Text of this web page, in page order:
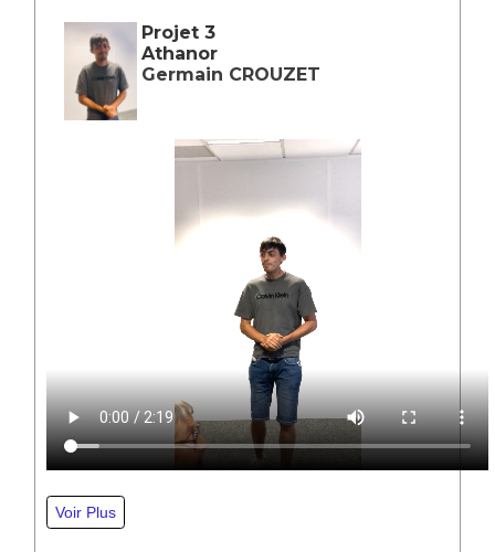
Projet 3
Athanor
Germain CROUZET